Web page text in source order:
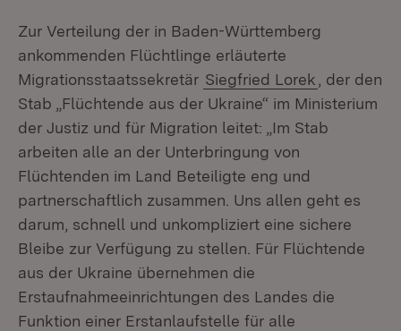
Zur Verteilung der in Baden-Württemberg
ankommenden Flüchtlinge erläuterte
Migrationsstaatssekretär Siegfried Lorek
, der den
Stab „Flüchtende aus der Ukraine“ im Ministerium
der Justiz und für Migration leitet: „Im Stab
arbeiten alle an der Unterbringung von
Flüchtenden im Land Beteiligte eng und
partnerschaftlich zusammen. Uns allen geht es
darum, schnell und unkompliziert eine sichere
Bleibe zur Verfügung zu stellen. Für Flüchtende
aus der Ukraine übernehmen die
Erstaufnahmeeinrichtungen des Landes die
Funktion einer Erstanlaufstelle für alle